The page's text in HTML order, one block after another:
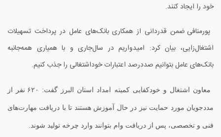
خود را ایجاد کنند.
پورمنافی ضمن قدردانی از همکاری بانک‌های عامل در پرداخت تسهیلات
اشتغال‌زایی، بیان کرد: امیدواریم در سال‌جاری و با همیاری همه‌جانبه
بانک‌های عامل بتوانیم صددرصد اعتبارات خوداشتغالی را جذب کنیم.
معاون اشتغال و خودکفایی کمیته امداد استان البرز گفت: ۶۲۰ نفر از
مددجویان مورد حمایت نیز در حال آموزش هستند تا با دریافت مهارت‌های
فنی و تخصصی، پس از دریافت وام بتوانند وارد چرخه تولید شوند.